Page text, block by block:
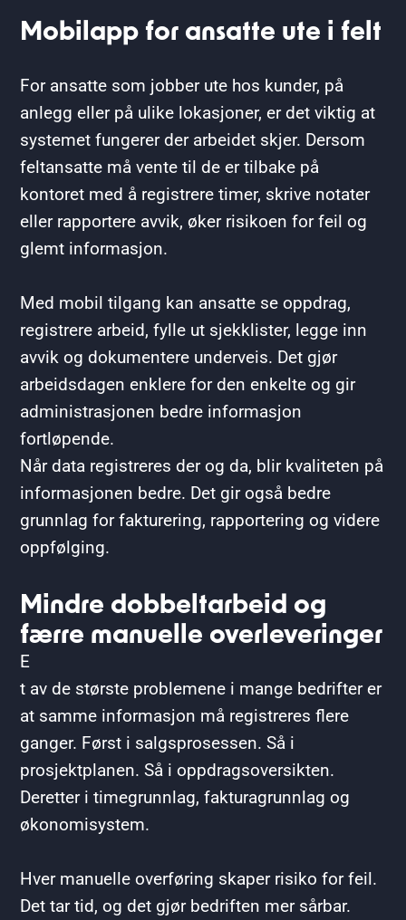
Mobilapp for ansatte ute i felt
For ansatte som jobber ute hos kunder, på
anlegg eller på ulike lokasjoner, er det viktig at
systemet fungerer der arbeidet skjer. Dersom
feltansatte må vente til de er tilbake på
kontoret med å registrere timer, skrive notater
eller rapportere avvik, øker risikoen for feil og
glemt informasjon.
Med mobil tilgang kan ansatte se oppdrag,
registrere arbeid, fylle ut sjekklister, legge inn
avvik og dokumentere underveis. Det gjør
arbeidsdagen enklere for den enkelte og gir
administrasjonen bedre informasjon
fortløpende.
Når data registreres der og da, blir kvaliteten på
informasjonen bedre. Det gir også bedre
grunnlag for fakturering, rapportering og videre
oppfølging.
Mindre dobbeltarbeid og
færre manuelle overleveringer
E
t av de største problemene i mange bedrifter er
at samme informasjon må registreres flere
ganger. Først i salgsprosessen. Så i
prosjektplanen. Så i oppdragsoversikten.
Deretter i timegrunnlag, fakturagrunnlag og
økonomisystem.
Hver manuelle overføring skaper risiko for feil.
Det tar tid, og det gjør bedriften mer sårbar.